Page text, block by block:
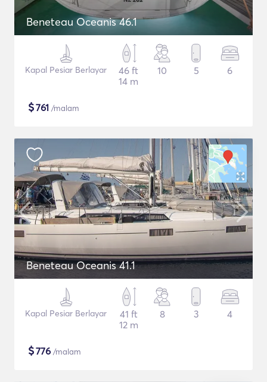
Beneteau Oceanis 46.1
Kapal Pesiar Berlayar
46 ft
14 m
10 5 6
$761 /malam
Beneteau Oceanis 41.1
Kapal Pesiar Berlayar
41 ft
12 m
8 3 4
$776 /malam